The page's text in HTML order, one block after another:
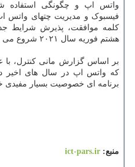
واتس اپ و چگونگی استفاده
فیسبوک و مدیریت چتهای واتس اپ
کلمه موافقت، پذیرش شرایط
هشتم فوریه سال ۲۰۲۱ شروع می شود، اعلام کنند.
بر اساس گزارش مانی کنترل، با
که واتس اپ در سال های اخیر
برنامه ای خصوصیت بسیار مفیدی
منبع: ict-pars.ir